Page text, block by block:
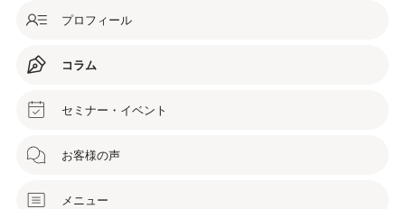
プロフィール
コラム
セミナー・イベント
お客様の声
メニュー